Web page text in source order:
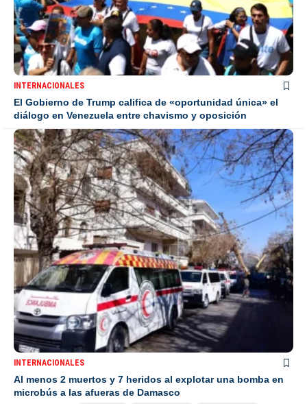
INTERNACIONALES
El Gobierno de Trump califica de «oportunidad única» el
diálogo en Venezuela entre chavismo y oposición
INTERNACIONALES
Al menos 2 muertos y 7 heridos al explotar una bomba en
microbús a las afueras de Damasco